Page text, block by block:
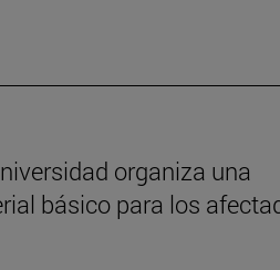
organiza una
básico para los